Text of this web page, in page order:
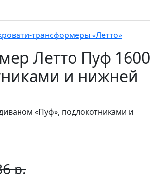
трансформеры «Летто»
Летто Пуф 1600
и нижней
«Пуф», подлокотниками и
р.